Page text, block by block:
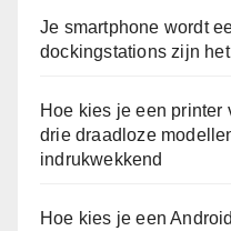
Je smartphone wordt
dockingstations zijn
Hoe kies je een printer
drie draadloze
indrukwekkend
Hoe kies je een